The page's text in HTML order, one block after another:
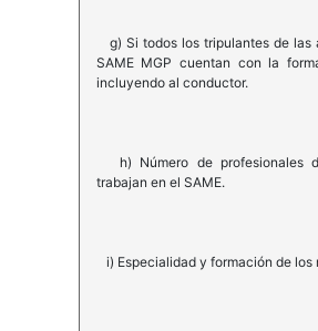
g) Si todos los tripulantes de las
SAME MGP cuentan con la
incluyendo al conductor.
h) Número de profesionales
trabajan en el SAME.
i) Especialidad y formación de los